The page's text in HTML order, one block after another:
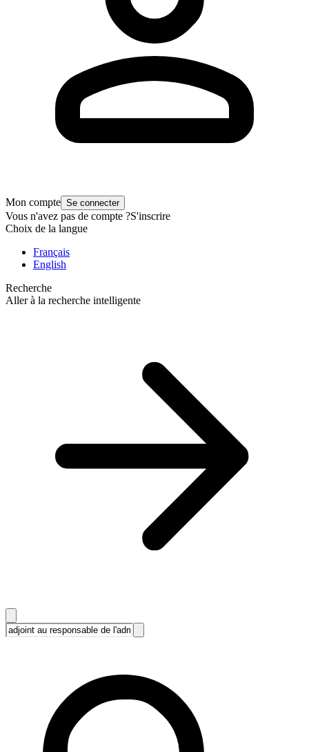
Mon compte Se connecter
Vous n'avez pas de compte ?S'inscrire
Choix de la langue
Français
English
Recherche
Aller à la recherche intelligente